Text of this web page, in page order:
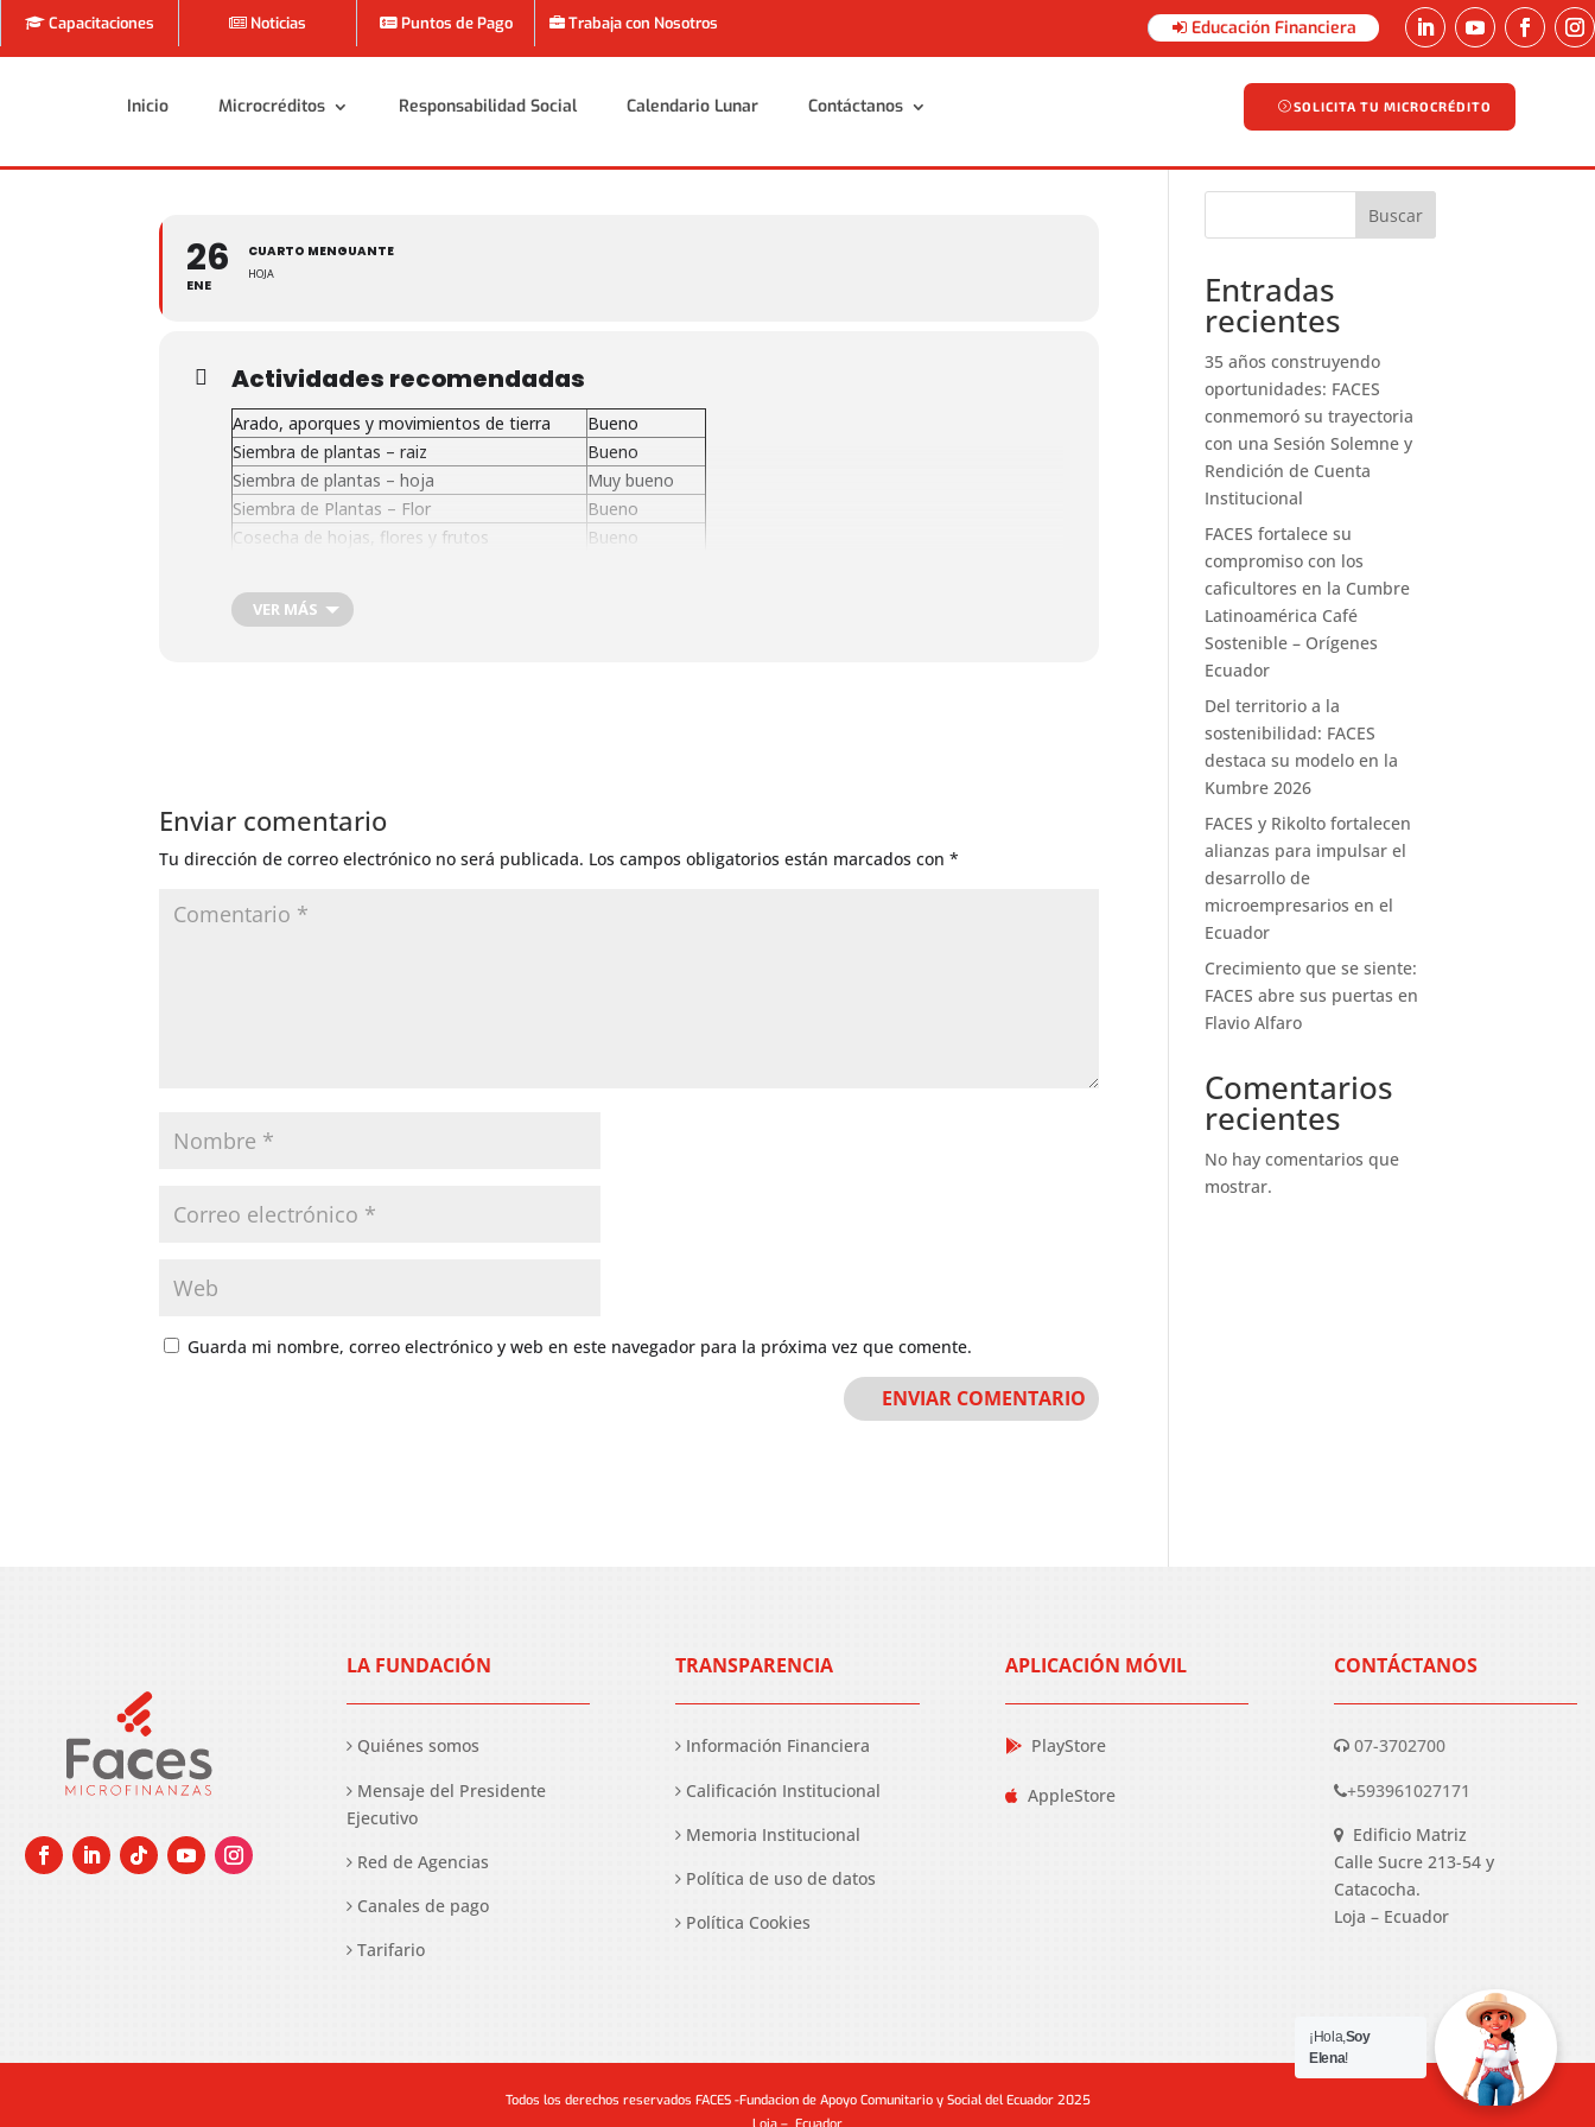
Capacitaciones Noticias Puntos de Pago Trabaja con Nosotros Educación Financiera
Inicio Microcréditos Responsabilidad Social Calendario Lunar Contáctanos SOLICITA TU MICROCRÉDITO
Inicio Microcréditos Responsabilidad Social Calendario Lunar Contáctanos SOLICITA TU MICROCRÉDITO
26
ENE
CUARTO MENGUANTE
HOJA
Actividades recomendadas
Arado, aporques y movimientos de tierra
Bueno
Siembra de plantas – raiz
Bueno
Siembra de plantas – hoja
Muy bueno
Siembra de Plantas – Flor
Bueno
Cosecha de hojas, flores y frutos
Bueno
Riego General
Corte de Pelo
VER MÁS
Enviar comentario
Tu dirección de correo electrónico no será publicada. Los campos obligatorios están marcados con*
Guarda mi nombre, correo electrónico y web en este navegador para la próxima vez que comente.
Buscar
Entradas
recientes
35 años construyendo
oportunidades: FACES
conmemoró su trayectoria
con una Sesión Solemne y
Rendición de Cuenta
Institucional
FACES fortalece su
compromiso con los
caficultores en la Cumbre
Latinoamérica Café
Sostenible – Orígenes
Ecuador
Del territorio a la
sostenibilidad: FACES
destaca su modelo en la
Kumbre 2026
FACES y Rikolto fortalecen
alianzas para impulsar el
desarrollo de
microempresarios en el
Ecuador
Crecimiento que se siente:
FACES abre sus puertas en
Flavio Alfaro
Comentarios
recientes
No hay comentarios que
mostrar.
LA FUNDACIÓN
Quiénes somos
Mensaje del Presidente
Ejecutivo
Red de Agencias
Canales de pago
Tarifario
TRANSPARENCIA
Información Financiera
Calificación Institucional
Memoria Institucional
Política de uso de datos
Política Cookies
APLICACIÓN MÓVIL
PlayStore
AppleStore
CONTÁCTANOS
07-3702700
+593961027171
Edificio Matriz
Calle Sucre 213-54 y
Catacocha.
Loja – Ecuador
Todos los derechos reservados FACES -Fundacion de Apoyo Comunitario y Social del Ecuador 2025
¡Hola,Soy
Elena!